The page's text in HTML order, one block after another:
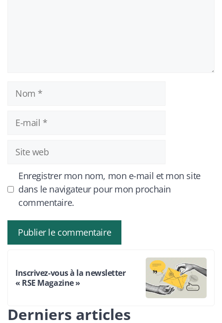
Nom
mail
Site
web
Enregistrer mon nom, mon e-mail et mon site
dans le navigateur pour mon prochain
commentaire.
Inscrivez-vous à la newsletter
« RSE Magazine »
Derniers articles